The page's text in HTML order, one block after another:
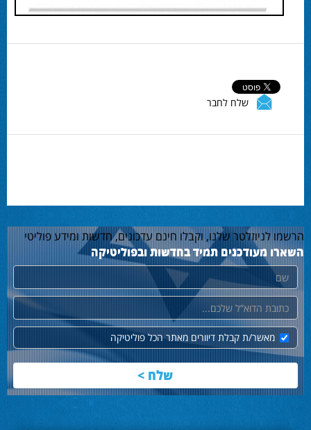
שלח לחבר
הרשמו לניוזלטר שלנו, וקבלו חינם עדכונים, חדשות ומידע פוליטי
השארו מעודכנים תמיד בחדשות ובפוליטיקה
שם
דוא"ל
מאשר/ת קבלת דיוורים מאתר הכל פוליטיקה